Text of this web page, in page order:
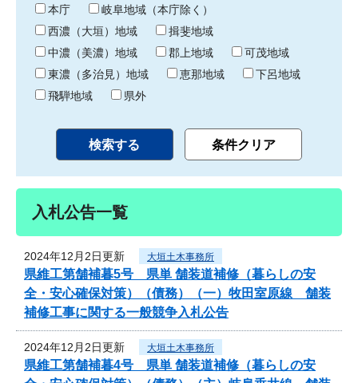
わ
り
本庁
岐阜地域（本庁除く）
西濃（大垣）地域
揖斐地域
中濃（美濃）地域
郡上地域
可茂地域
東濃（多治見）地域
恵那地域
下呂地域
飛騨地域
県外
入札公告一覧
2024年12月2日更新 大垣土木事務所
県維工第舗補暮5号 県単 舗装道補修（暮らしの安
全・安心確保対策）（債務）（一）牧田室原線 舗装
補修工事に関する一般競争入札公告
2024年12月2日更新 大垣土木事務所
県維工第舗補暮4号 県単 舗装道補修（暮らしの安